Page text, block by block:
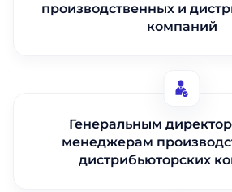
производственных и
компаний
Генеральным
менеджерам
дистрибьюторских